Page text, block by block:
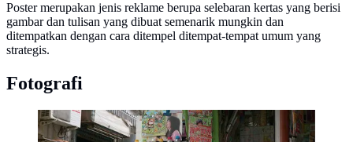
Poster merupakan jenis reklame berupa selebaran kertas yang berisi
gambar dan tulisan yang dibuat semenarik mungkin dan
ditempatkan dengan cara ditempel ditempat-tempat umum yang
strategis.
Fotografi